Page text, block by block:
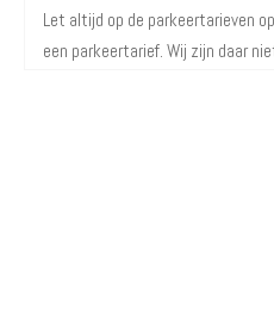
Let altijd op de parkeertarieven
een parkeertarief. Wij zijn daar